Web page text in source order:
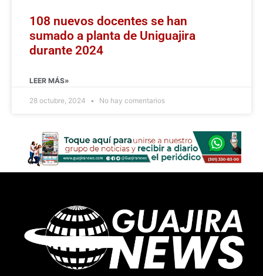
108 nuevos docentes se han
sumado a planta de Uniguajira
durante 2024
LEER MÁS»
28 octubre, 2024 No hay comentarios